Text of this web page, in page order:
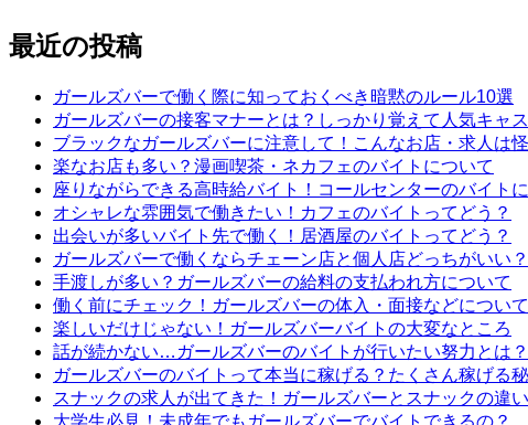
ゲ
最近の投稿
ガールズバーで働く際に知っておくべき暗黙のルール10選
ガールズバーの接客マナーとは？しっかり覚えて人気キャ
ブラックなガールズバーに注意して！こんなお店・求人は
楽なお店も多い？漫画喫茶・ネカフェのバイトについて
座りながらできる高時給バイト！コールセンターのバイト
オシャレな雰囲気で働きたい！カフェのバイトってどう？
出会いが多いバイト先で働く！居酒屋のバイトってどう？
ガールズバーで働くならチェーン店と個人店どっちがいい？
手渡しが多い？ガールズバーの給料の支払われ方について
働く前にチェック！ガールズバーの体入・面接などについ
楽しいだけじゃない！ガールズバーバイトの大変なところ
話が続かない…ガールズバーのバイトが行いたい努力とは？
ガールズバーのバイトって本当に稼げる？たくさん稼げる
スナックの求人が出てきた！ガールズバーとスナックの違
大学生必見！未成年でもガールズバーでバイトできるの？